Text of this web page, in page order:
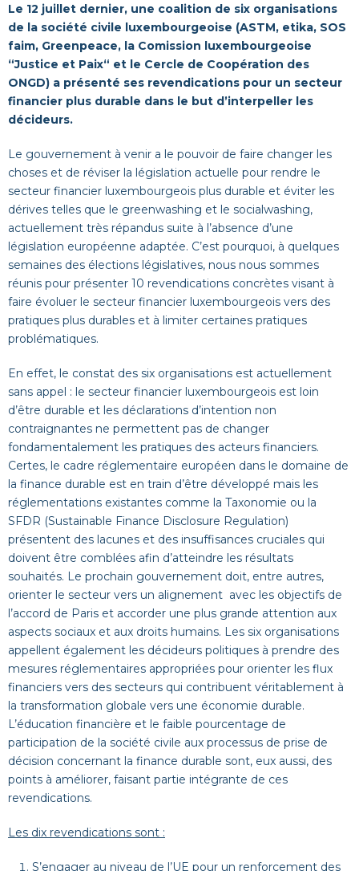
Le 12 juillet dernier, une coalition de six organisations
de la société civile luxembourgeoise (ASTM, etika, SOS
faim, Greenpeace, la Comission luxembourgeoise
“Justice et Paix“ et le Cercle de Coopération des
ONGD) a présenté ses revendications pour un secteur
financier plus durable dans le but d’interpeller les
décideurs.
Le gouvernement à venir a le pouvoir de faire changer les
choses et de réviser la législation actuelle pour rendre le
secteur financier luxembourgeois plus durable et éviter les
dérives telles que le greenwashing et le socialwashing,
actuellement très répandus suite à l’absence d’une
législation européenne adaptée. C’est pourquoi, à quelques
semaines des élections législatives, nous nous sommes
réunis pour présenter 10 revendications concrètes visant à
faire évoluer le secteur financier luxembourgeois vers des
pratiques plus durables et à limiter certaines pratiques
problématiques.
En effet, le constat des six organisations est actuellement
sans appel : le secteur financier luxembourgeois est loin
d’être durable et les déclarations d’intention non
contraignantes ne permettent pas de changer
fondamentalement les pratiques des acteurs financiers.
Certes, le cadre réglementaire européen dans le domaine de
la finance durable est en train d’être développé mais les
réglementations existantes comme la Taxonomie ou la
SFDR (Sustainable Finance Disclosure Regulation)
présentent des lacunes et des insuffisances cruciales qui
doivent être comblées afin d’atteindre les résultats
souhaités. Le prochain gouvernement doit, entre autres,
orienter le secteur vers un alignement avec les objectifs de
l’accord de Paris et accorder une plus grande attention aux
aspects sociaux et aux droits humains. Les six organisations
appellent également les décideurs politiques à prendre des
mesures réglementaires appropriées pour orienter les flux
financiers vers des secteurs qui contribuent véritablement à
la transformation globale vers une économie durable.
L’éducation financière et le faible pourcentage de
participation de la société civile aux processus de prise de
décision concernant la finance durable sont, eux aussi, des
points à améliorer, faisant partie intégrante de ces
revendications.
Les dix revendications sont :
S’engager au niveau de l’UE pour un renforcement des